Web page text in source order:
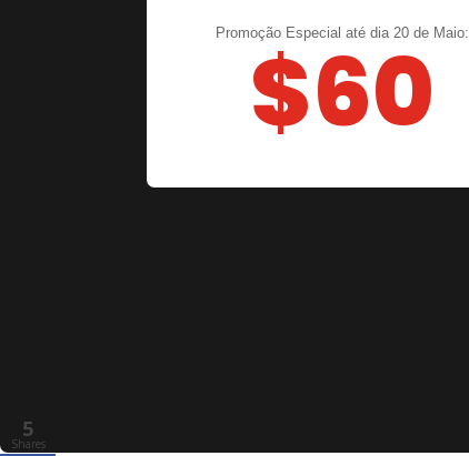
Promoção Especial até dia 20 de Maio:
$60
5
Shares